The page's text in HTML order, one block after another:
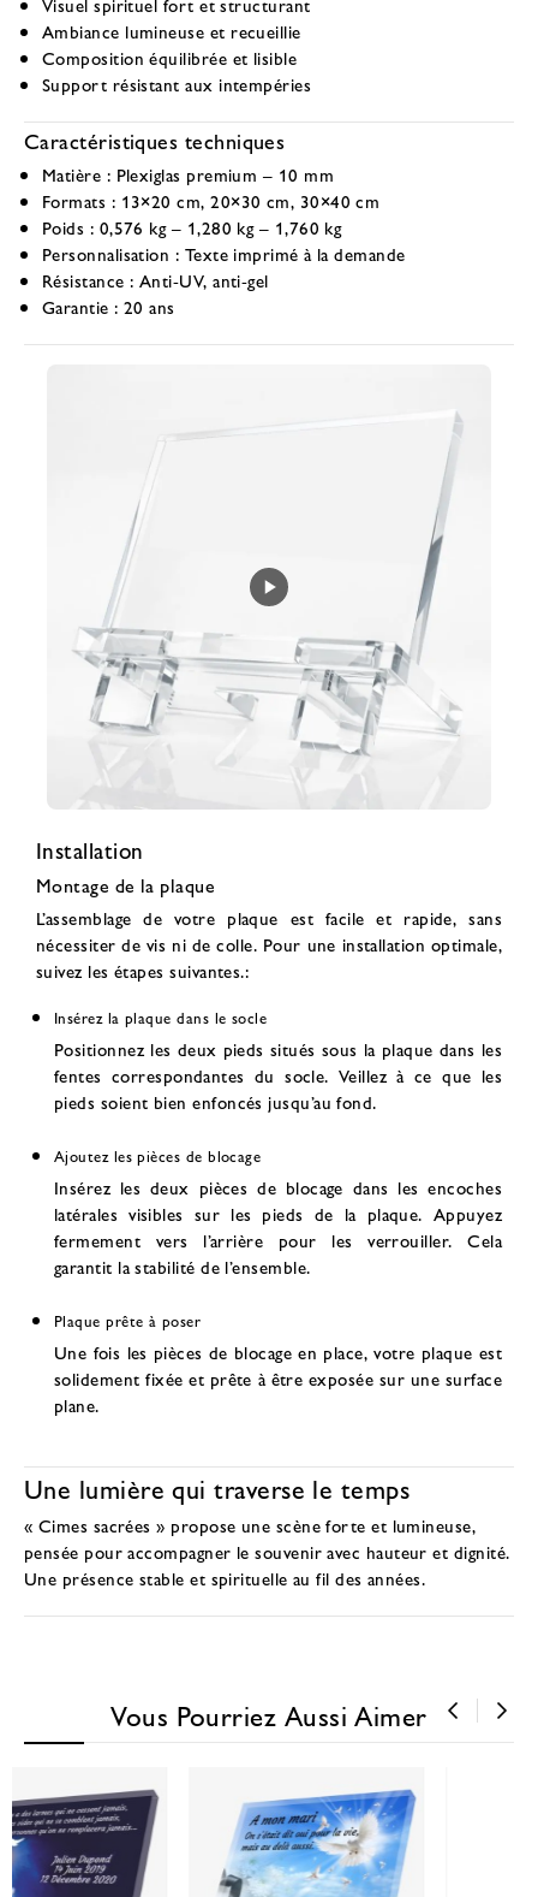
Ambiance lumineuse et recueillie
Composition équilibrée et lisible
Support résistant aux intempéries
Caractéristiques techniques
Matière : Plexiglas premium – 10 mm
Formats : 13×20 cm, 20×30 cm, 30×40 cm
Poids : 0,576 kg – 1,280 kg – 1,760 kg
Personnalisation : Texte imprimé à la demande
Résistance : Anti-UV, anti-gel
Garantie : 20 ans
Installation
Montage de la plaque
L’assemblage de votre plaque est facile et rapide, sans
nécessiter de vis ni de colle. Pour une installation optimale,
suivez les étapes suivantes.:
Insérez la plaque dans le socle
Positionnez les deux pieds situés sous la plaque dans les
fentes correspondantes du socle. Veillez à ce que les
pieds soient bien enfoncés jusqu’au fond.
Ajoutez les pièces de blocage
Insérez les deux pièces de blocage dans les encoches
latérales visibles sur les pieds de la plaque. Appuyez
fermement vers l’arrière pour les verrouiller. Cela
garantit la stabilité de l’ensemble.
Plaque prête à poser
Une fois les pièces de blocage en place, votre plaque est
solidement fixée et prête à être exposée sur une surface
plane.
Une lumière qui traverse le temps
« Cimes sacrées » propose une scène forte et lumineuse,
pensée pour accompagner le souvenir avec hauteur et dignité.
Une présence stable et spirituelle au fil des années.
Vous Pourriez Aussi Aimer